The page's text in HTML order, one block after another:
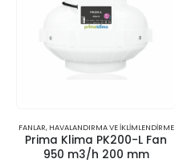
FANLAR, HAVALANDIRMA VE İKLIMLENDIRME
Prima Klima PK200-L Fan
950 m3/h 200 mm